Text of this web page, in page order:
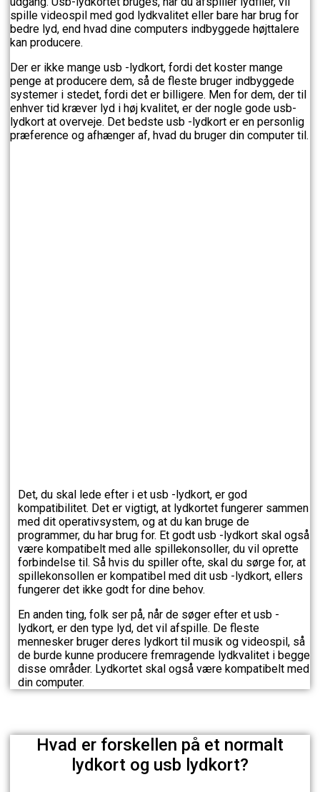
spille videospil med god lydkvalitet eller bare har brug for
bedre lyd, end hvad dine computers indbyggede højttalere
kan producere.
Der er ikke mange usb -lydkort, fordi det koster mange
penge at producere dem, så de fleste bruger indbyggede
systemer i stedet, fordi det er billigere. Men for dem, der til
enhver tid kræver lyd i høj kvalitet, er der nogle gode usb-
lydkort at overveje. Det bedste usb -lydkort er en personlig
præference og afhænger af, hvad du bruger din computer til.
Det, du skal lede efter i et usb -lydkort, er god
kompatibilitet. Det er vigtigt, at lydkortet fungerer sammen
med dit operativsystem, og at du kan bruge de
programmer, du har brug for. Et godt usb -lydkort skal også
være kompatibelt med alle spillekonsoller, du vil oprette
forbindelse til. Så hvis du spiller ofte, skal du sørge for, at
spillekonsollen er kompatibel med dit usb -lydkort, ellers
fungerer det ikke godt for dine behov.
En anden ting, folk ser på, når de søger efter et usb -
lydkort, er den type lyd, det vil afspille. De fleste
mennesker bruger deres lydkort til musik og videospil, så
de burde kunne producere fremragende lydkvalitet i begge
disse områder. Lydkortet skal også være kompatibelt med
din computer.
Hvad er forskellen på et normalt
lydkort og usb lydkort?